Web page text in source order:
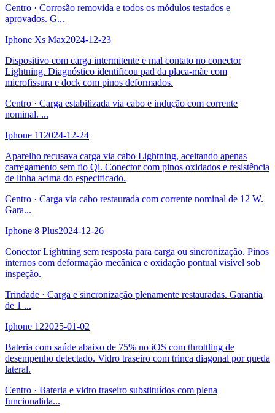
Centro · Corrosão removida e todos os módulos testados e
aprovados. G...
Iphone Xs Max2024-12-23
Dispositivo com carga intermitente e mal contato no conector
Lightning. Diagnóstico identificou pad da placa-mãe com
microfissura e dock com pinos deformados.
Centro · Carga estabilizada via cabo e indução com corrente
nominal. ...
Iphone 112024-12-24
Aparelho recusava carga via cabo Lightning, aceitando apenas
carregamento sem fio Qi. Conector com pinos oxidados e resistência
de linha acima do especificado.
Centro · Carga via cabo restaurada com corrente nominal de 12 W.
Gara...
Iphone 8 Plus2024-12-26
Conector Lightning sem resposta para carga ou sincronização. Pinos
internos com deformação mecânica e oxidação pontual visível sob
inspeção.
Trindade · Carga e sincronização plenamente restauradas. Garantia
de 1 ...
Iphone 122025-01-02
Bateria com saúde abaixo de 75% no iOS com throttling de
desempenho detectado. Vidro traseiro com trinca diagonal por queda
lateral.
Centro · Bateria e vidro traseiro substituídos com plena
funcionalida...